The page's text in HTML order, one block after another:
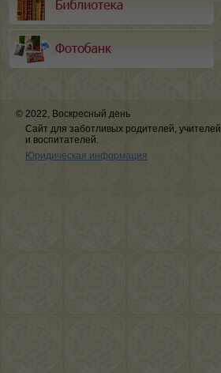
© 2022, Воскресный день
Сайт для заботливых родителей, учителей
и воспитателей.
Юридическая информация